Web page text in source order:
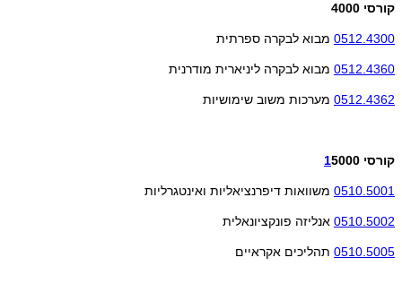
קורסי 4000
0512.4300 מבוא לבקרה ספרתית
0512.4360 מבוא לבקרה ליניארית מודרנית
0512.4362 מערכות משוב שימושיות
קורסי 15000
0510.5001 משוואות דיפרנציאליות ואינטגרליות
0510.5002 אנליזה פונקציונאלית
0510.5005 תהליכים אקראיים